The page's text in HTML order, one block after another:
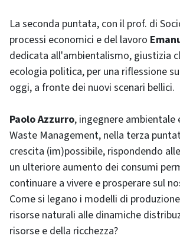
La seconda puntata, con il prof. di
processi economici e del lavoro
dedicata all'ambientalismo, giustizia
ecologia politica, per una riflessione
oggi, a fronte dei nuovi scenari bellici.
Paolo Azzurro, ingegnere ambientale
Waste Management, nella terza
crescita (im)possibile, rispondendo
un ulteriore aumento dei consumi
continuare a vivere e prosperare sul
Come si legano i modelli di
risorse naturali alle dinamiche
risorse e della ricchezza?